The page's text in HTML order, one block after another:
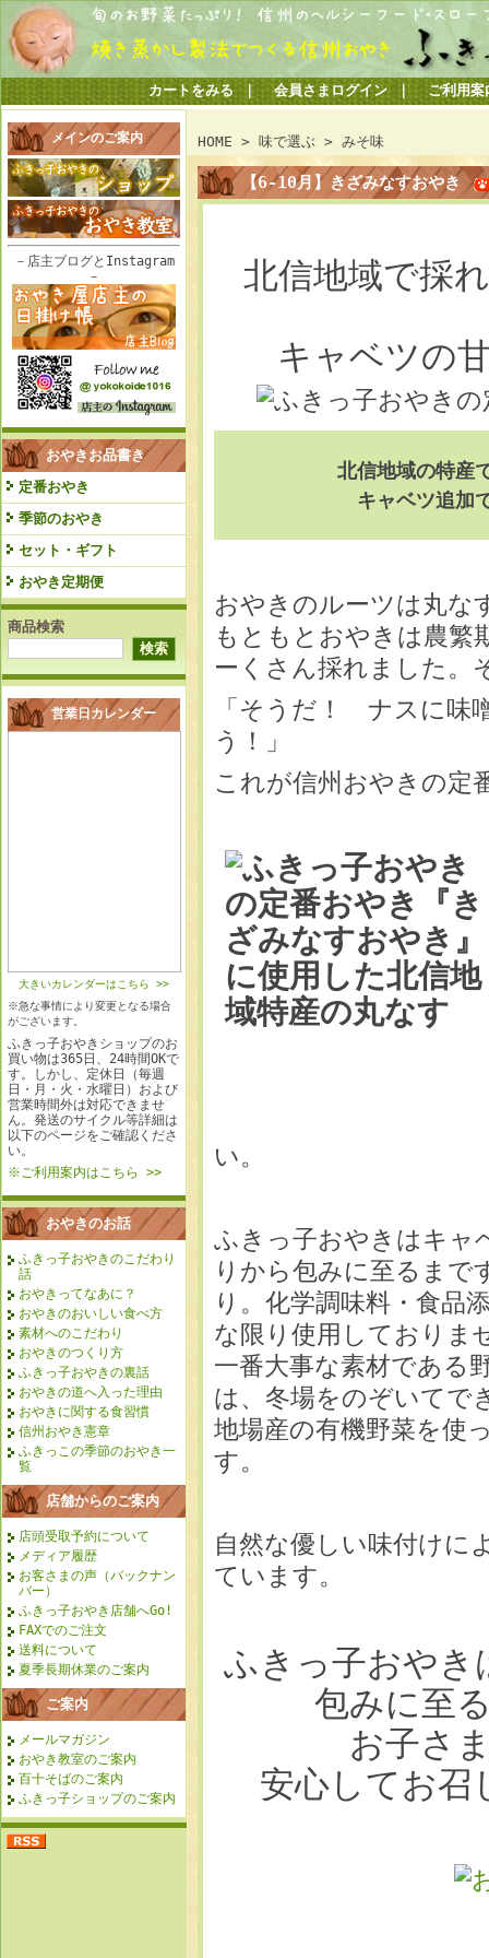
カートをみる｜ 会員さまログイン｜ ご利用案
メインのご案内
－店主ブログとInstagram
－
おやきお品書き
定番おやき
季節のおやき
セット・ギフト
おやき定期便
商品検索
営業日カレンダー
大きいカレンダーはこちら >>
※急な事情により変更となる場合
がございます。
ふきっ子おやきショップのお
買い物は365日、24時間OKで
す。しかし、定休日（毎週
日・月・火・水曜日）および
営業時間外は対応できませ
ん。発送のサイクル等詳細は
以下のページをご確認くださ
い。
※ご利用案内はこちら >>
おやきのお話
ふきっ子おやきのこだわり
話
おやきってなあに？
おやきのおいしい食べ方
素材へのこだわり
おやきのつくり方
ふきっ子おやきの裏話
おやきの道へ入った理由
おやきに関する食習慣
信州おやき憲章
ふきっこの季節のおやき一
覧
店舗からのご案内
店頭受取予約について
メディア履歴
お客さまの声（バックナン
バー）
ふきっ子おやき店舗へGo!
FAXでのご注文
送料について
夏季長期休業のご案内
ご案内
メールマガジン
おやき教室のご案内
百十そばのご案内
ふきっ子ショップのご案内
HOME > 味で選ぶ > みそ味
【6-10月】きざみなすおやき
北信地域で採
キャベツの
北信地域の特産
キャベツ追加
おやきのルーツは丸な
もともとおやきは農繁
ーくさん採れました。
「そうだ！ ナスに味
う！」
これが信州おやきの定
い。
ふきっ子おやきはキャ
りから包みに至るまで
り。化学調味料・食品
な限り使用しておりま
一番大事な素材である
は、冬場をのぞいてで
地場産の有機野菜を使
す。
自然な優しい味付けに
ています。
ふきっ子おやき
包みに至
お子さ
安心してお召